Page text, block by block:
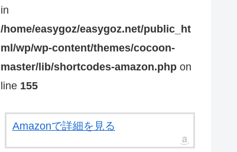
in
/home/easygoz/easygoz.net/public_ht
ml/wp/wp-content/themes/cocoon-
master/lib/shortcodes-amazon.php on
line 155
Amazonで詳細を見る